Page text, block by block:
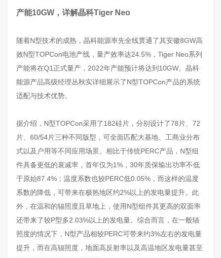
产能10GW，详解晶科Tiger Neo
随着N型技术的成熟，晶科能源率先全线贯通了其安徽8GW高
效N型TOPCon电池产线，量产效率达24.5%，Tiger Neo系列
产能将在Q1正式量产，2022年产能预计将达到10GW。晶科
能源产品高级经理丛秋实详细展示了N型TOPCon产品的系统
适配与技术优势。
据介绍，N型TOPCon采用了182硅片，分别设计了78片、72
片、60/54片三种不同版型，可全面匹配大基地、工商业分布
式以及户用等不同应用场景。相比于传统PERC产品，N型组
件具备更低的衰减率，首年仅为1%，30年质保输出功率不低
于原始87.4%；温度系数也较PERC低0.05%，而这样的温度
系数的降低，可带来在极热地区约2%以上的发电量提升。此
外，在温和的辐照度且草地上，使用N型组件其更高的双面率
还带来了较P型多2.03%以上的发电量。综合而言，在一般辐
照度的情况下，N型产品相较PERC可带来约3%左右的发电量
提升，而在高辐照度，地面高反射率以及高温地区发电量甚至